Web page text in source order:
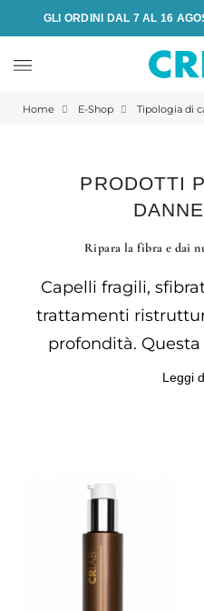
GLI ORDINI DAL 7 AL 16
Home E-Shop Tipologia di
PRODOTTI
Ripara la fibra e dai
Capelli fragili,
trattamenti
profondità. Questa
pensata per
rigenerare i
Leggi